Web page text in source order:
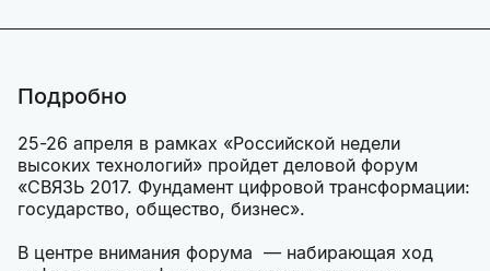
Подробно
25-26 апреля в рамках «Российской недели
высоких технологий» пройдет деловой форум
«СВЯЗЬ 2017. Фундамент цифровой трансформации:
государство, общество, бизнес».
В центре внимания форума — набирающая ход